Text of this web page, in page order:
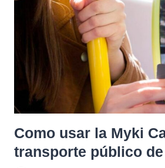
Como usar la Myki
transporte público